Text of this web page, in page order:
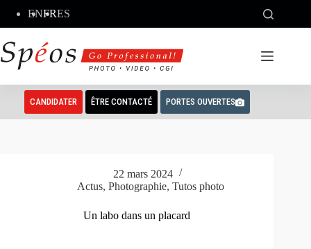
contenu
ENFRES
CANDIDATER ÊTRE CONTACTÉ PORTES OUVERTES
22 mars 2024
Actus,Photographie,Tutos photo
Un labo dans un placard